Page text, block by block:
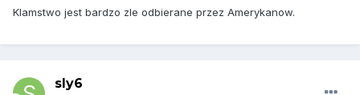
Klamstwo jest bardzo zle odbierane przez Amerykanow.
sly6